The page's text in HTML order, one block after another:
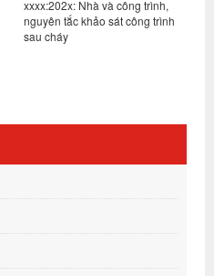
xxxx:202x: Nhà và công trình,
nguyên tắc khảo sát công trình
sau cháy